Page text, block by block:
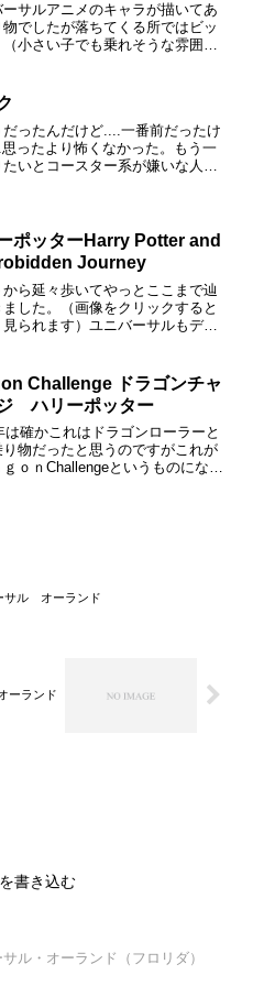
ーサルアニメのキャラが描いてあ
物でしたが落ちてくる所ではビッ
（小さい子でも乗れそうな雰囲気
！そんなに高くなく見えますよね↓
ん移動していくと...
だったんだけど....一番前だったけ
ったより怖くなかった。もう一
いとコースター系が嫌いな人が
だったほ...
ポッターHarry Potter and
Journey
ら延々歩いてやっとここまで辿
ました。（画像をクリックすると
られます）ユニバーサルもディ
か？怖くないか？？と心配だった
この門の横にこんな...
Challenge ドラゴンチャ
ハリーポッター
は確かこれはドラゴンローラーと
り物だったと思うのですがこれが
ｇｏｎChallengeというものになり
サル オーランド
ーランド
書き込む
ル・オーランド（フロリダ）